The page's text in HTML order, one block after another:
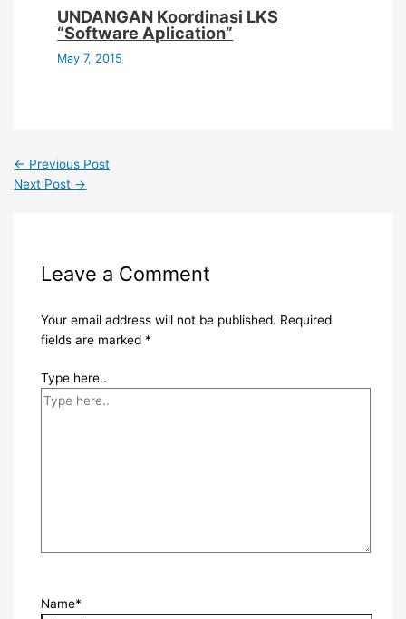
UNDANGAN Koordinasi LKS
“Software Aplication”
May 7, 2015
← Previous Post
Next Post →
Leave a Comment
Your email address will not be published. Required
fields are marked *
Type here..
Name*